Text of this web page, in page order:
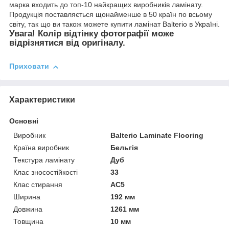
марка входить до топ-10 найкращих виробників ламінату.
Продукція поставляється щонайменше в 50 країн по всьому
світу, так що ви також можете купити ламінат Balterio в Україні.
Увага! Колір відтінку фотографії може
відрізнятися від оригіналу.
Приховати
Характеристики
Основні
Виробник
Balterio Laminate Flooring
Країна виробник
Бельгія
Текстура ламінату
Дуб
Клас зносостійкості
33
Клас стирання
АС5
Ширина
192 мм
Довжина
1261 мм
Товщина
10 мм